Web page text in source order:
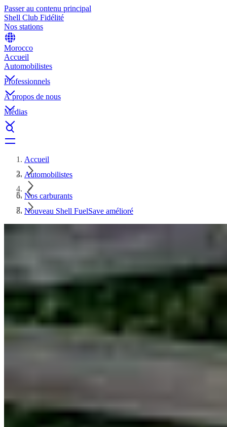
Passer au contenu principal
Shell Club Fidélité
Nos stations
Morocco
Accueil
Automobilistes
Professionnels
À propos de nous
Médias
Accueil
Automobilistes
Nos carburants
Nouveau Shell FuelSave amélioré